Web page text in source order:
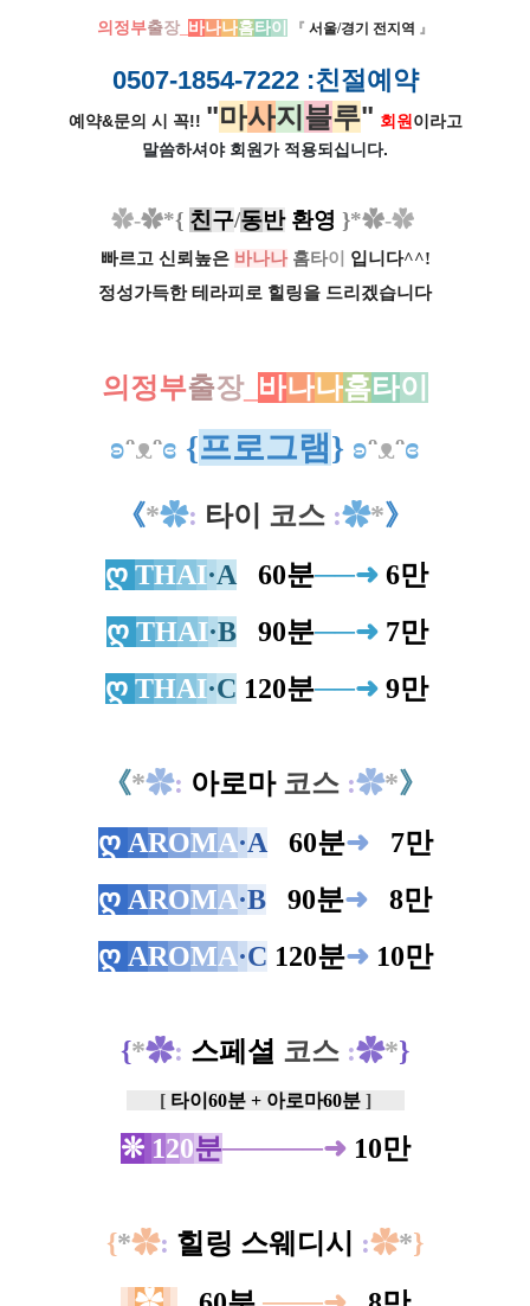
의정부출장 바나나홈타이 『 서울/경기 전지역 』
0507-1854-7222:친절예약
예약&문의 시 꼭!! "마사지 블루" 회원 이라고
말씀하셔야 회원가 적용되십니다.
✿-✿*{ 친구/동반환영 }*✿-✿
빠르고 신뢰높은 바나나 홈타이
입니다^^!
정성가득한 테라피로 힐링을 드리겠습니다
의정부출장_ 바나나홈타이
ʚᵔᴥᵔɞ {프로그램} ʚᵔᴥᵔɞ
《*✿: 타이 코스 :✿*》
ღ THAI·A 60분──➜ 6만
ღ THAI·B 90분──➜ 7만
ღ THAI·C 120분──➜ 9만
《*✿: 아로마 코스 :✿*》
ღ AROMA·A 60분➜
7만
ღ AROMA·B 90분➜
8만
ღ AROMA·C 120분➜ 10만
{*✿: 스페셜 코스 :✿*}
[ 타이60분 + 아로마60분]
❊ 120분─────➜ 10만
{*✿: 힐링 스웨디시 :✿*}